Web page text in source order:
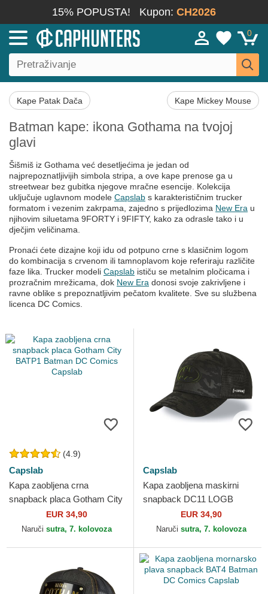
15% POPUSTA! Kupon: CH2026
0
Kape Patak Dača Kape Mickey Mouse
Batman kape: ikona Gothama na tvojoj
glavi
Šišmiš iz Gothama već desetljećima je jedan od
najprepoznatljivijih simbola stripa, a ove kape prenose ga u
streetwear bez gubitka njegove mračne esencije. Kolekcija
uključuje uglavnom modele Capslab s karakterističnim trucker
formatom i vezenim zakrpama, zajedno s prijedlozima New Era u
njihovim siluetama 9FORTY i 9FIFTY, kako za odrasle tako i u
dječjim veličinama.
Pronaći ćete dizajne koji idu od potpuno crne s klasičnim logom
do kombinacija s crvenom ili tamnoplavom koje referiraju različite
faze lika. Trucker modeli Capslab ističu se metalnim pločicama i
prozračnim mrežicama, dok New Era donosi svoje zakrivljene i
ravne oblike s prepoznatljivim pečatom kvalitete. Sve su službena
licenca DC Comics.
(4.9)
Capslab
Kapa zaobljena crna
snapback placa Gotham City
BATP1 Batman DC Comics
Capslab
EUR 34,90
Naruči sutra, 7. kolovoza
Capslab
Kapa zaobljena maskirni
snapback DC11 LOGB
Batman DC Comics Capslab
EUR 34,90
Naruči sutra, 7. kolovoza